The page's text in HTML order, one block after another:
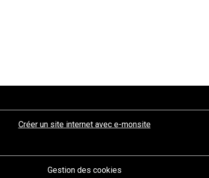
Créer un site internet avec e-monsite
Gestion des cookies